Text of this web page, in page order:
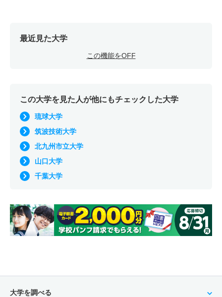
最近見た大学
この機能をOFF
この大学を見た人が他にもチェックした大学
琉球大学
筑波技術大学
北九州市立大学
山口大学
千葉大学
大学を調べる